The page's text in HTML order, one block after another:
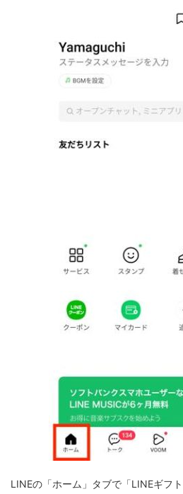
LINEの「ホーム」タブで「LINEギフ